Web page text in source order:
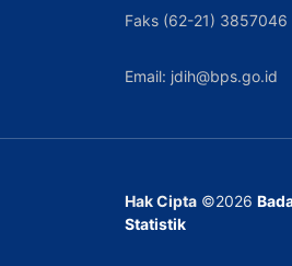
Faks (62-21) 3857046
Email: jdih@bps.go.id
Hak Cipta ©2026
Statistik